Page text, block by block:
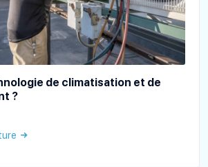
de climatisation et de
?